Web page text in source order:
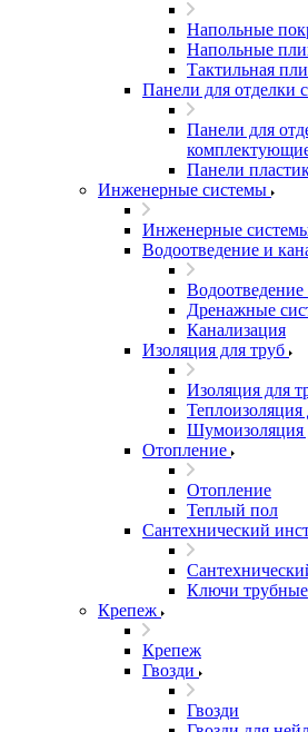
Напольные
Напольные
Тактильная
Панели для отделки
Панели для
Панели
Инженерные системы
Инженерные
Водоотведение и
Водоотведение
Дренажные
Канализация
Изоляция для труб
Изоляция для
Теплоизоляция
Шумоизоляция
Отопление
Отопление
Теплый пол
Сантехнический
Ключи трубные
Крепеж
Крепеж
Гвозди
Гвозди